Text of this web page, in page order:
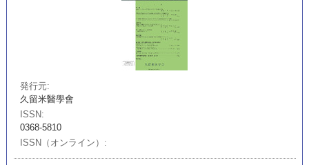
発行元
久留米醫學會
ISSN
0368-5810
ISSN（オンライン）